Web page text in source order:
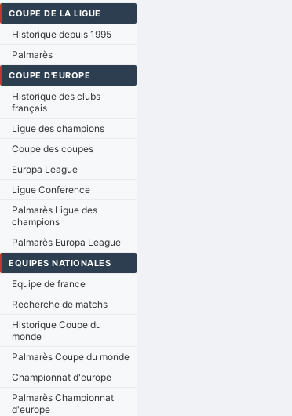
COUPE DE LA LIGUE
Historique depuis 1995
Palmarès
COUPE D'EUROPE
Historique des clubs
français
Ligue des champions
Coupe des coupes
Europa League
Ligue Conference
Palmarès Ligue des
champions
Palmarès Europa League
EQUIPES NATIONALES
Equipe de france
Recherche de matchs
Historique Coupe du
monde
Palmarès Coupe du monde
Championnat d'europe
Palmarès Championnat
d'europe